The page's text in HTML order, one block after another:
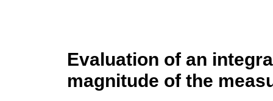
Evaluation of an
magnitude of the